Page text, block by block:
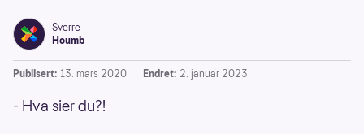
Sverre
Houmb
Publisert: 13. mars 2020 Endret: 2. januar 2023
- Hva sier du?!